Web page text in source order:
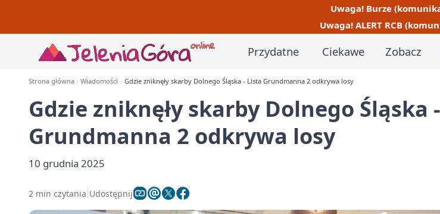
Uwaga! Burze
Uwaga! ALERT RCB
Przydatne Ciekawe Zobacz
Strona główna Wiadomości Gdzie zniknęły skarby Dolnego Śląska - Lista Grundmanna 2 odkrywa losy
Gdzie zniknęły skarby Dolnego Śląska
Grundmanna 2 odkrywa losy
10 grudnia 2025
2 min czytania Udostępnij